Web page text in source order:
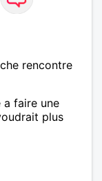
rencontre
a faire une
plus